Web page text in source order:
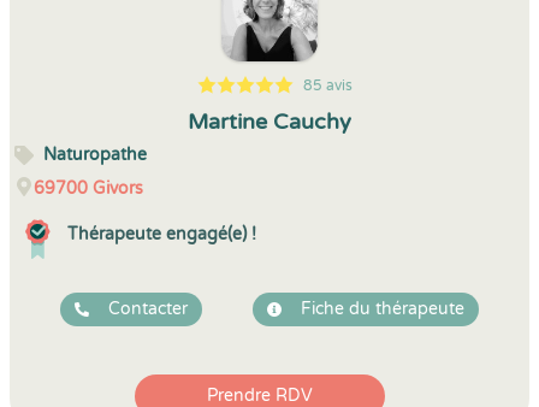
5
1
5
85 85 avis
Martine Cauchy
Naturopathe
69700 Givors
Thérapeute engagé(e) !
Contacter Fiche du thérapeute
Prendre RDV